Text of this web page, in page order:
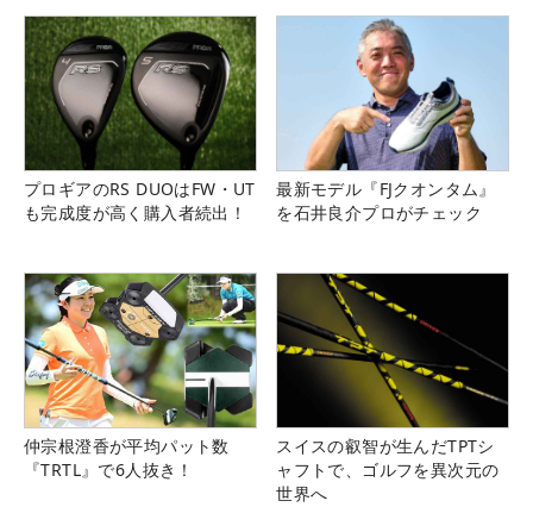
プロギアのRS DUOはFW・UT
も完成度が高く購入者続出！
最新モデル『FJクオンタム』
を石井良介プロがチェック
仲宗根澄香が平均パット数
『TRTL』で6人抜き！
スイスの叡智が生んだTPTシ
ャフトで、ゴルフを異次元の
世界へ